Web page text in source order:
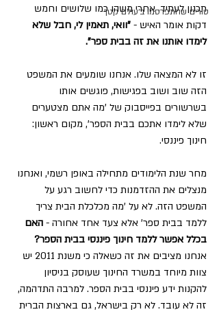
טורים שהתפרסמו ב׳עולם קטן׳
תכנון לעתיד. אחרי משהו כמו שלושים וחמש
דקות אומר האיש - "וואי, תאמין לי, חבל שלא
לימדו אותנו את זה בבית ספר".
זו לא המצאה שלו. אנחנו שומעים את המשפט
הזה שוב ושוב בפגישות, פוגשים אותו
בשרשורים בפייסבוק של 'מה אתם מצטערים
שלא לימדו אתכם בבית הספר', מקום ראשון:
חינוך פיננסי.
מחר שנת הלימודים מתחילה באופן רשמי, ואנחנו
מנצלים את ההזדמנות כדי לחשוב רגע על
המשפט הזה. לא על 'מה מכלכלת הבית צריך
ללמד בבית ספר' אלא צעד אחד אחורה - האם
בכלל אפשר ללמד חינוך פיננסי בבית הספר?
אנחנו מציבים את זה כשאלה כי משנת 2011 יש
צוות מיוחד במשרד החינוך שעוסק בניסיון
להקנות ידע פיננסי בבית הספר. למרבה התדהמה,
זה לא עובד. לא רק בישראל, גם בארצות הברית